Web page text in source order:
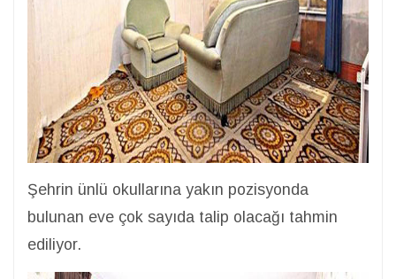
Şehrin ünlü okullarına yakın pozisyonda
bulunan eve çok sayıda talip olacağı tahmin
ediliyor.